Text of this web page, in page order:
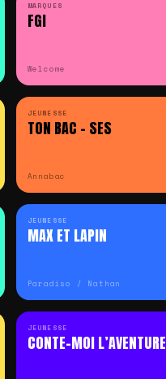
MARQUES
FGI
Welcome
JEUNESSE
TON BAC – SES
Annabac
JEUNESSE
MAX ET LAPIN
Paradiso / Nathan
JEUNESSE
CONTE-MOI L’AVENTURE